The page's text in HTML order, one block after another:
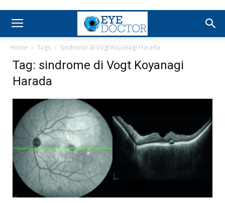
Home Tags Sindrome di Vogt Koyanagi Harada
Tag: sindrome di Vogt Koyanagi
Harada